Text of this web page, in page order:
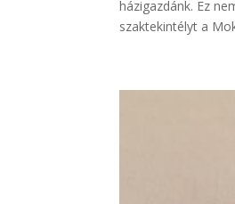
házigazdánk. Ez
szaktekintélyt a